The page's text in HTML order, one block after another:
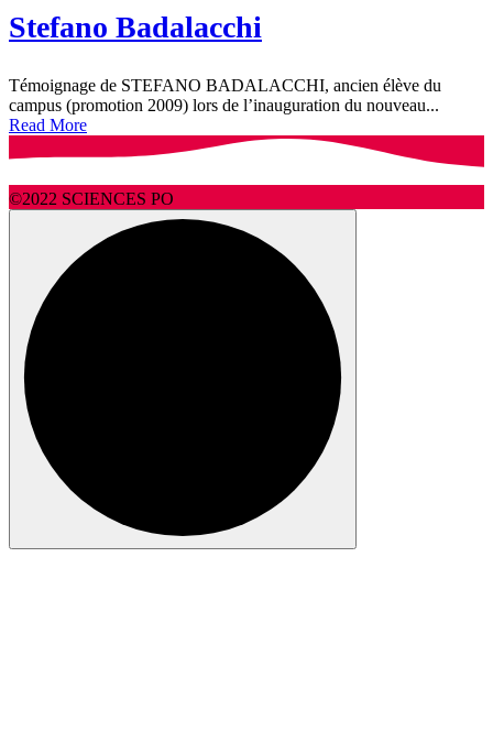
Stefano Badalacchi
Témoignage de STEFANO BADALACCHI, ancien élève du
campus (promotion 2009) lors de l’inauguration du nouveau...
Read More
©2022 SCIENCES PO